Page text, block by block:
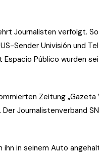
Journalisten verfolgt.
Sender Univisión und
Público wurden
Zeitung „Gazeta
Journalistenverband
in seinem Auto